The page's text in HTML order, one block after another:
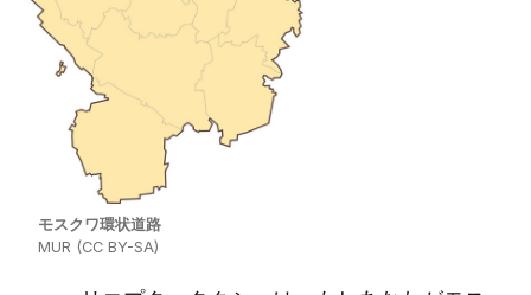
モスクワ環状道路
MUR (CC BY-SA)